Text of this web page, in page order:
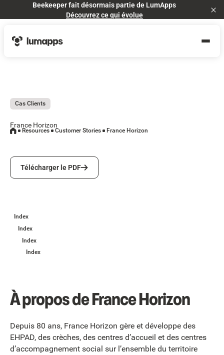
Beekeeper fait désormais partie de LumApps
Découvrez ce qui évolue
Cas Clients
France Horizon
Télécharger le PDF
Télécharger le PDF
Resources Customer Stories France Horizon
Index
Index
Index
Index
À propos de France Horizon
Depuis 80 ans, France Horizon gère et développe des
EHPAD, des crèches, des centres d’accueil et des centres
d’accompagnement social sur l’ensemble du territoire